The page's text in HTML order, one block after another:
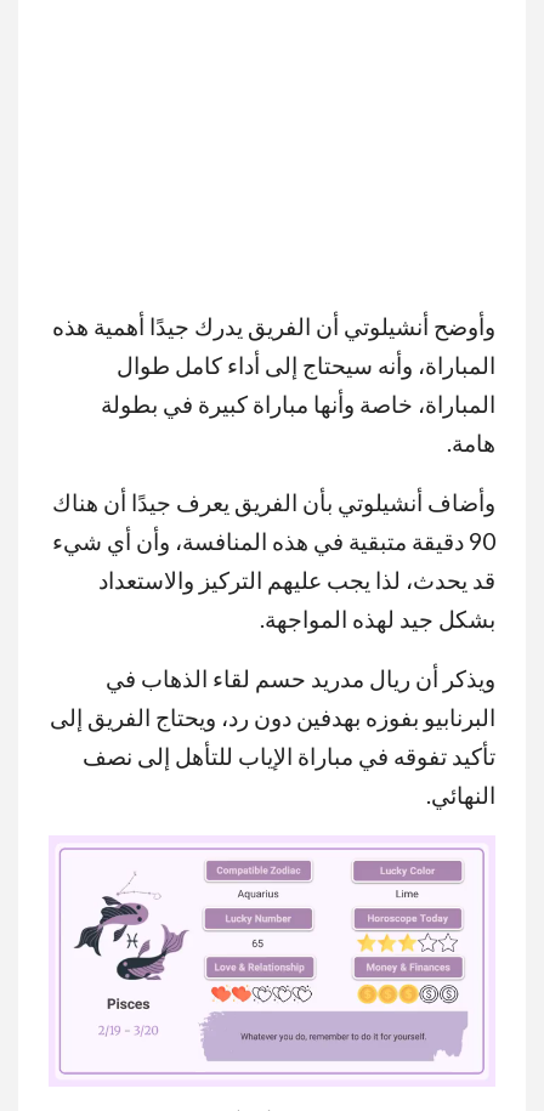
وأوضح أنشيلوتي أن الفريق يدرك جيدًا أهمية هذه
المباراة، وأنه سيحتاج إلى أداء كامل طوال
المباراة، خاصة وأنها مباراة كبيرة في بطولة
هامة.
وأضاف أنشيلوتي بأن الفريق يعرف جيدًا أن هناك
90 دقيقة متبقية في هذه المنافسة، وأن أي شيء
قد يحدث، لذا يجب عليهم التركيز والاستعداد
بشكل جيد لهذه المواجهة.
ويذكر أن ريال مدريد حسم لقاء الذهاب في
البرنابيو بفوزه بهدفين دون رد، ويحتاج الفريق إلى
تأكيد تفوقه في مباراة الإياب للتأهل إلى نصف
النهائي.